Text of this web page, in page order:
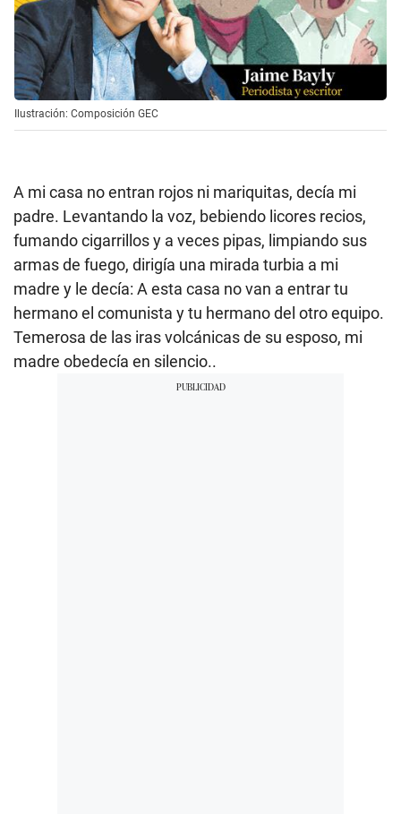
Ilustración: Composición GEC
A mi casa no entran rojos ni mariquitas, decía mi
padre. Levantando la voz, bebiendo licores recios,
fumando cigarrillos y a veces pipas, limpiando sus
armas de fuego, dirigía una mirada turbia a mi
madre y le decía: A esta casa no van a entrar tu
hermano el comunista y tu hermano del otro equipo.
Temerosa de las iras volcánicas de su esposo, mi
madre obedecía en silencio..